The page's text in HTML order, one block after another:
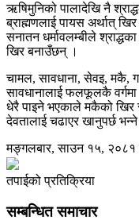
ऋषिमुनिको पालादेखि नै
ब्राह्मणलाई पायस अर्थात्
सनातन धर्मावलम्बीले
खिर बनाउँछन् ।
चामल, सावधाना, सेवइ, मकै,
सावधानालाई फलफूलकै वर्गमा
धेरै पाइने भएकाले मकैको
देवतालाई चढाएर खानुपर्छ
मङ्गलबार, साउन १५, २०८१
तपाईको प्रतिक्रिया
सम्बन्धित समाचार